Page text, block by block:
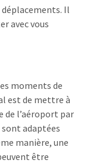
Il
avec vous
moments de
est de mettre à
de l’aéroport par
adaptées
manière, une
être